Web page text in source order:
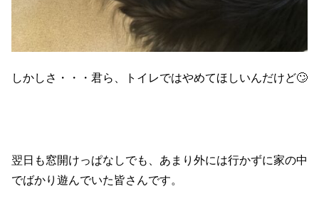
しかしさ・・・君ら、トイレではやめてほしいんだけど🙄
翌日も窓開けっぱなしでも、あまり外には行かずに家の中
でばかり遊んでいた皆さんです。